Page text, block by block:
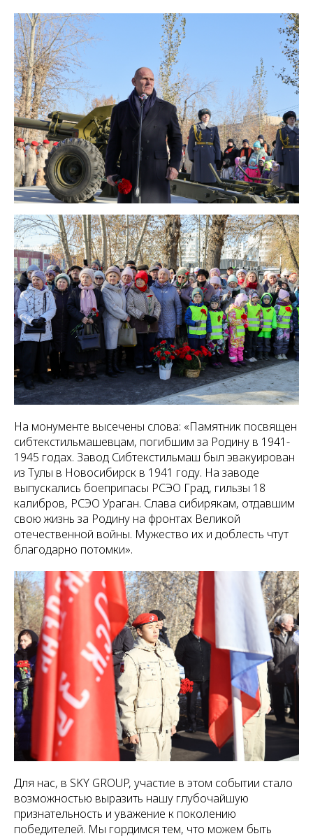
На монументе высечены слова: «Памятник посвящен
сибтекстильмашевцам, погибшим за Родину в 1941-
1945 годах. Завод Сибтекстильмаш был эвакуирован
из Тулы в Новосибирск в 1941 году. На заводе
выпускались боеприпасы РСЭО Град, гильзы 18
калибров, РСЭО Ураган. Слава сибирякам, отдавшим
свою жизнь за Родину на фронтах Великой
отечественной войны. Мужество их и доблесть чтут
благодарно потомки».
Для нас, в SKY GROUP, участие в этом событии стало
возможностью выразить нашу глубочайшую
признательность и уважение к поколению
победителей. Мы гордимся тем, что можем быть